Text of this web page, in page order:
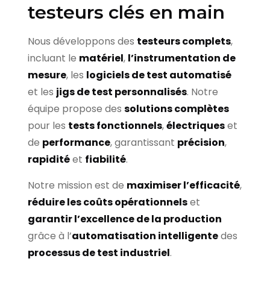
testeurs clés en main
Nous développons des testeurs complets,
incluant le matériel, l’instrumentation de
mesure, les logiciels de test automatisé
et les jigs de test personnalisés. Notre
équipe propose des solutions complètes
pour les tests fonctionnels,électriqueset
de performance, garantissant précision,
rapiditéet fiabilité.
Notre mission est de maximiser l’efficacité,
réduire les coûts opérationnelset
garantir l’excellence de la production
grâce à l’automatisation intelligentedes
processus de test industriel.